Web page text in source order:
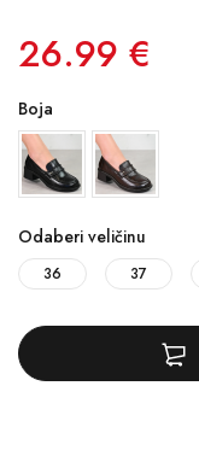
26.99 €
Boja
Odaberi veličinu
36 37